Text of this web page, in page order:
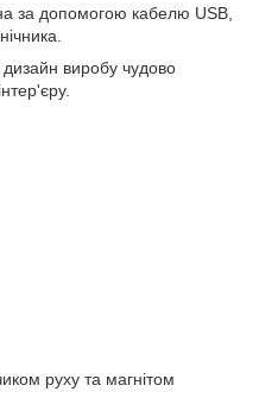
за допомогою кабелю USB,
виробу чудово
руху та магнітом